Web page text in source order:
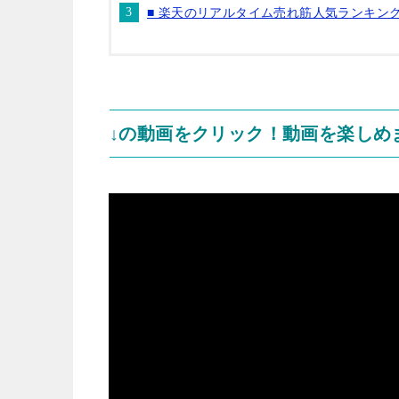
■ 楽天のリアルタイム売れ筋人気ランキン
↓の動画をクリック！動画を楽しめ